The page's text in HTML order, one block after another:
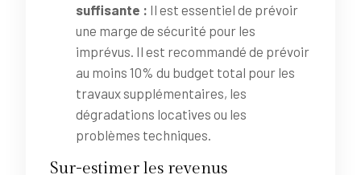
suffisante : Il est essentiel de prévoir
une marge de sécurité pour les
imprévus. Il est recommandé de prévoir
au moins 10% du budget total pour les
travaux supplémentaires, les
dégradations locatives ou les
problèmes techniques.
Sur-estimer les revenus